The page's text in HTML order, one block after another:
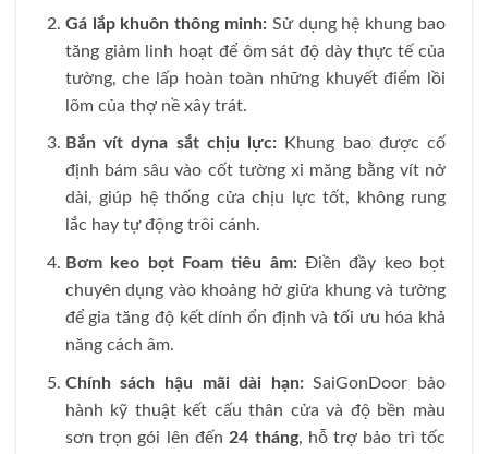
Gá lắp khuôn thông minh: Sử dụng hệ khung bao
tăng giảm linh hoạt để ôm sát độ dày thực tế của
tường, che lấp hoàn toàn những khuyết điểm lồi
lõm của thợ nề xây trát.
Bắn vít dyna sắt chịu lực: Khung bao được cố
định bám sâu vào cốt tường xi măng bằng vít nở
dài, giúp hệ thống cửa chịu lực tốt, không rung
lắc hay tự động trôi cánh.
Bơm keo bọt Foam tiêu âm:Điền đầy keo bọt
chuyên dụng vào khoảng hở giữa khung và tường
để gia tăng độ kết dính ổn định và tối ưu hóa khả
năng cách âm.
Chính sách hậu mãi dài hạn:SaiGonDoor bảo
hành kỹ thuật kết cấu thân cửa và độ bền màu
sơn trọn gói lên đến 24 tháng, hỗ trợ bảo trì tốc